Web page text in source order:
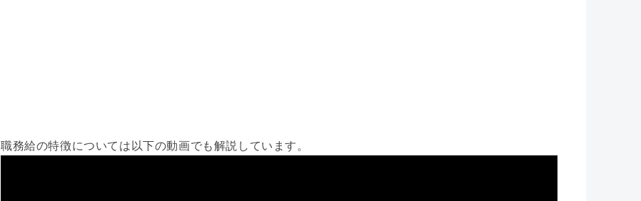
職務給の特徴については以下の動画でも解説しています。